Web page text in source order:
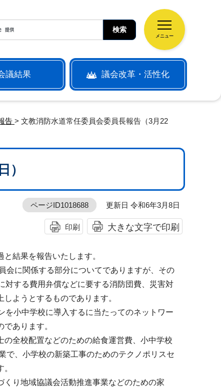
メニュー
議結果 議会改革・活性化
告 > 文教消防水道常任委員会委員長報告（3月22
）
ページID1018688 更新日 令和6年3月8日
印刷 大きな文字で印刷
結果を報告いたします。
に関係する部分についてでありますが、その
対する費用弁償などに要する消防団費、災害対
ようとするものであります。
小中学校に導入するに当たってのネットワー
あります。
全校配置などのための給食運営費、小中学校
で、小学校の新築工事のためのテクノポリスセ
り地域協議会活動推進事業などのための家